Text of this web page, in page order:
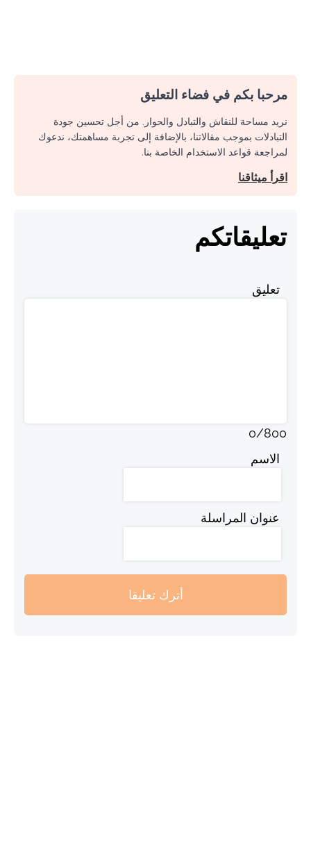
مرحبا بكم في فضاء التعليق
نريد مساحة للنقاش والتبادل والحوار. من أجل تحسين جودة
التبادلات بموجب مقالاتنا، بالإضافة إلى تجربة مساهمتك، ندعوك
لمراجعة قواعد الاستخدام الخاصة بنا.
اقرأ ميثاقنا
تعليقاتكم
تعليق
0/800
الاسم
عنوان المراسلة
أترك تعليقا